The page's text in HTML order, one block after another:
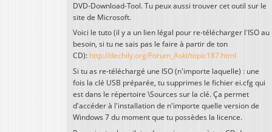
DVD-Download-Tool. Tu peux aussi trouver cet outil sur le
site de Microsoft.
Voici le tuto (il y a un lien légal pour re-télécharger l'ISO au
besoin, si tu ne sais pas le faire à partir de ton
CD): http://dechily.org/Forum_Aski/topic187.html
Si tu as re-téléchargé une ISO (n'importe laquelle) : une
fois la clé USB préparée, tu supprimes le fichier ei.cfg qui
est dans le répertoire \Sources sur la clé. Ça permet
d'accéder à l'installation de n'importe quelle version de
Windows 7 du moment que tu possèdes la licence.